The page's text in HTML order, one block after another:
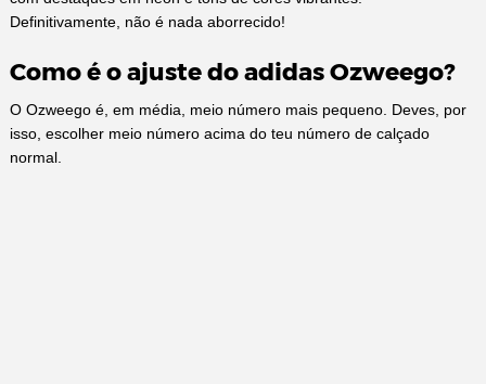
Definitivamente, não é nada aborrecido!
Como é o ajuste do adidas Ozweego?
O Ozweego é, em média, meio número mais pequeno. Deves, por
isso, escolher meio número acima do teu número de calçado
normal.